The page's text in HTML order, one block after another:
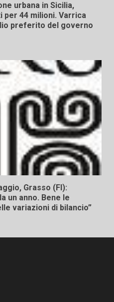
urbana in Sicilia,
per 44 milioni. Varrica
preferito del governo
Grasso (FI):
un anno. Bene le
variazioni di bilancio”